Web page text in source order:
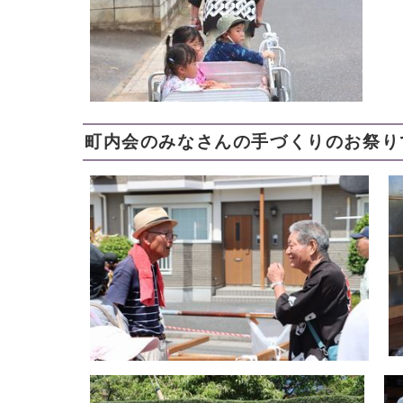
町内会のみなさんの手づくりのお祭